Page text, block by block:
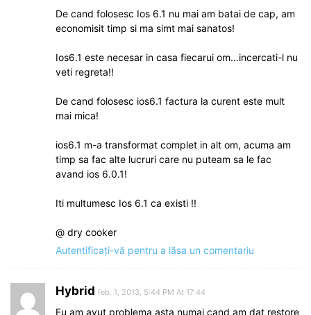
De cand folosesc Ios 6.1 nu mai am batai de cap, am
economisit timp si ma simt mai sanatos!
Ios6.1 este necesar in casa fiecarui om…incercati-l nu
veti regreta!!
De cand folosesc ios6.1 factura la curent este mult
mai mica!
ios6.1 m-a transformat complet in alt om, acuma am
timp sa fac alte lucruri care nu puteam sa le fac
avand ios 6.0.1!
Iti multumesc Ios 6.1 ca existi !!
@ dry cooker
Autentificați-vă pentru a lăsa un comentariu
Hybrid feb. 1, 2013, 5:44 PM At 17:44
Eu am avut problema asta numai cand am dat restore